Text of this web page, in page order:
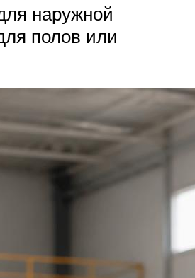
наружной
полов или